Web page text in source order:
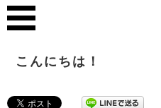
こんにちは！